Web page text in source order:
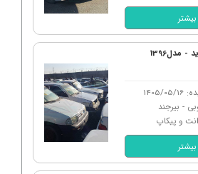
مدل1396
05/16
- بیرجند
و پیکاپ